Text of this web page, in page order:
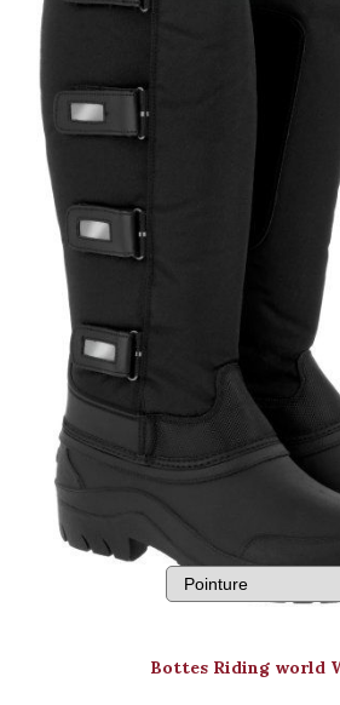
Bottes Riding world